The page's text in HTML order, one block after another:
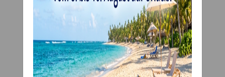
Kunden kauften dazu
folgende Artikel: